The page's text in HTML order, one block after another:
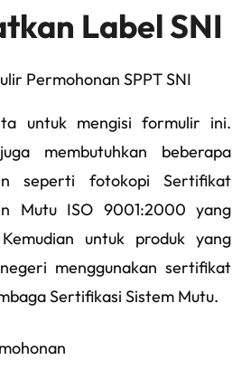
Label SNI
Permohonan SPPT SNI
untuk mengisi formulir ini.
membutuhkan beberapa
seperti fotokopi Sertifikat
Mutu ISO 9001:2000 yang
untuk produk yang
menggunakan sertifikat
Sertifikasi Sistem Mutu.